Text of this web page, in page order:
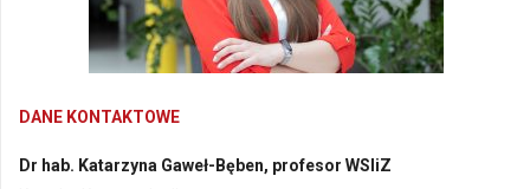
DANE KONTAKTOWE
Dr hab. Katarzyna Gaweł-Bęben, profesor WSIiZ